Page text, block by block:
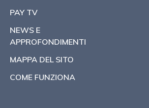
PAY TV
NEWS E
APPROFONDIMENTI
MAPPA DEL SITO
COME FUNZIONA